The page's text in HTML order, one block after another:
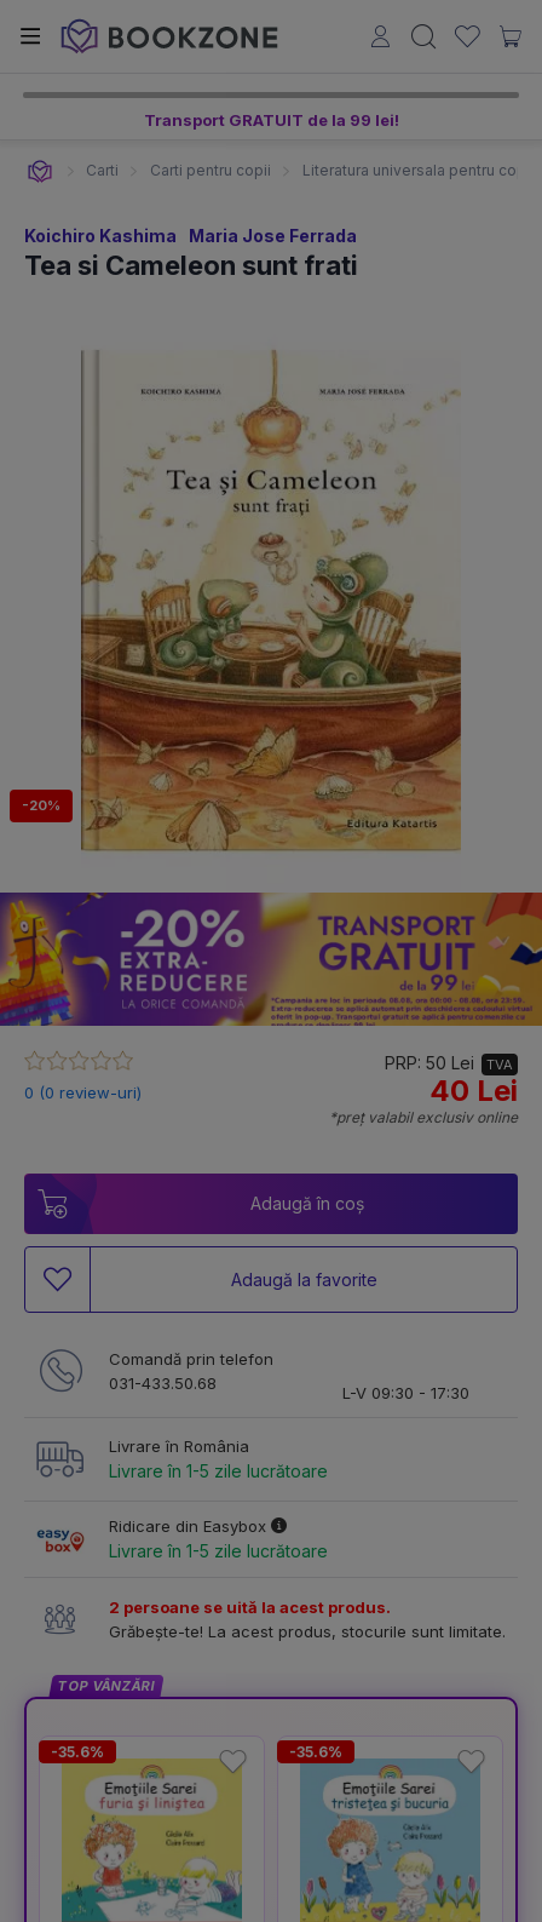
Transport GRATUIT de la 99 lei!
Carti Carti pentru copii Literatura universala pentru copii
Koichiro Kashima Maria Jose Ferrada
Tea si Cameleon sunt frati
-20%
0 (0 review-uri)
PRP: 50 Lei TVA
40 Lei
*preț valabil exclusiv online
Adaugă în coș
Adaugă la favorite
Comandă prin telefon
031-433.50.68
L-V 09:30 - 17:30
Livrare în România
Livrare în 1-5 zile lucrătoare
Ridicare din Easybox
Livrare în 1-5 zile lucrătoare
2 persoane se uită la acest produs.
Grăbește-te! La acest produs, stocurile sunt limitate.
TOP VÂNZĂRI
-35.6% -35.6%